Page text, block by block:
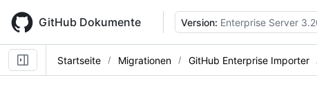
main
content
GitHub Dokumente Version: Enterprise Server
Startseite Migrationen GitHub Enterprise Importer